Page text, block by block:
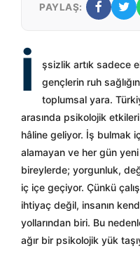
PAYLAŞ:
İ
şsizlik artık sadece
gençlerin ruh
toplumsal yara.
arasında psikolojik
hâline geliyor. İş bulmak
alamayan ve her gün
bireylerde; yorgunluk,
iç içe geçiyor. Çünkü
ihtiyaç değil, insanın
yollarından biri. Bu
ağır bir psikolojik yük